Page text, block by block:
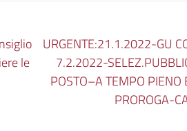
le
URGENTE:21.1.2022-GU
7.2.2022-
POSTO–A TEMPO PIENO
PROROGA-